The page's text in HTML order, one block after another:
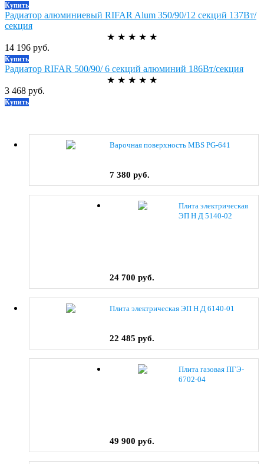
Купить
Радиатор алюминиевый RIFAR Alum 350/90/12 секций 137Вт/
секция
★ ★ ★ ★ ★
14 196 руб.
Купить
Радиатор RIFAR 500/90/ 6 секций алюминий 186Вт/секция
★ ★ ★ ★ ★
3 468 руб.
Купить
Варочная поверхность MBS PG-641
7 380 руб.
Плита электрическая
ЭП Н Д 5140-02
24 700 руб.
Плита электрическая ЭП Н Д 6140-01
22 485 руб.
Плита газовая ПГЭ-
6702-04
49 900 руб.